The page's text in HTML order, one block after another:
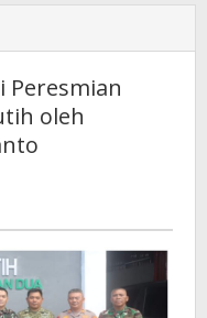
Peresmian
oleh